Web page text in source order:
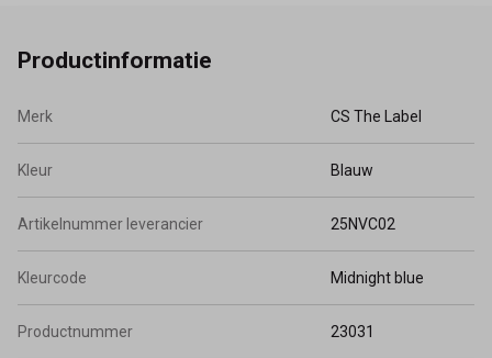
Productinformatie
Merk CS The Label
Kleur Blauw
Artikelnummer leverancier 25NVC02
Kleurcode Midnight blue
Productnummer 23031